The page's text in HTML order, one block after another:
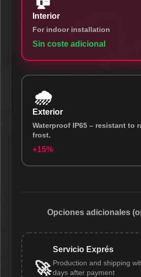
Interior
For indoor installation
Sin coste adicional
🌧️
Exterior
Waterproof IP65 – resistant to
frost.
+15%
Opciones adicionales
🚀
Servicio Exprés
Production and shipping
days after payment